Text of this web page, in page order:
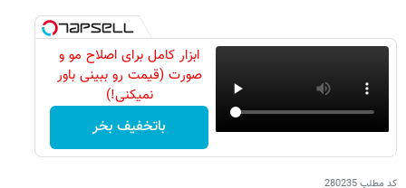
ابزار کامل برای اصلاح مو و
صورت (قیمت رو ببینی باور
نمیکنی!)
باتخفیف بخر
کد مطلب280235